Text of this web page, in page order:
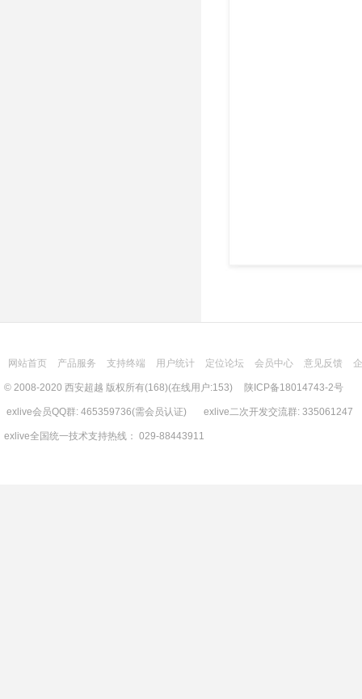
网站首页 产品服务 支持终端 用户统计 定位论坛 会员中心 意见反馈
© 2008-2020 西安超越 版权所有(168)(在线用户:153) 陕ICP备18014743-2号
exlive会员QQ群: 465359736(需会员认证) exlive二次开发交流群: 335061247
exlive全国统一技术支持热线： 029-88443911